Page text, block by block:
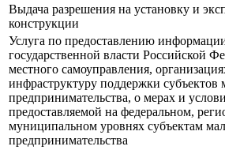
Выдача разрешения на установку и
конструкции
Услуга по предоставлению
государственной власти Российской
местного самоуправления,
инфраструктуру поддержки субъектов
предпринимательства, о мерах и
предоставляемой на федеральном,
муниципальном уровнях субъектам
предпринимательства